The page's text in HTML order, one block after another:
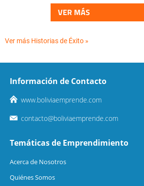
VER MÁS
Ver más Historias de Éxito »
Información de Contacto
www.boliviaemprende.com
contacto@boliviaemprende.com
Temáticas de Emprendimiento
Acerca de Nosotros
Quiénes Somos